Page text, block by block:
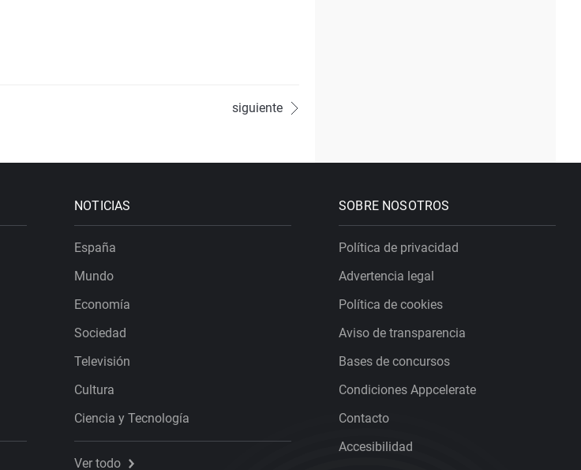
siguiente
NOTICIAS
España
Mundo
Economía
Sociedad
Televisión
Cultura
Ciencia y Tecnología
Ver todo
SOBRE NOSOTROS
Política de privacidad
Advertencia legal
Política de cookies
Aviso de transparencia
Bases de concursos
Condiciones Appcelerate
Contacto
Accesibilidad